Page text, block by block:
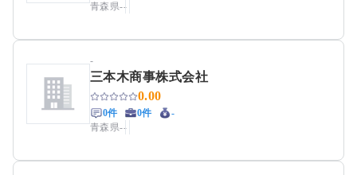
青森県--
-
三本木商事株式会社
0.00
0件 0件
-
青森県--